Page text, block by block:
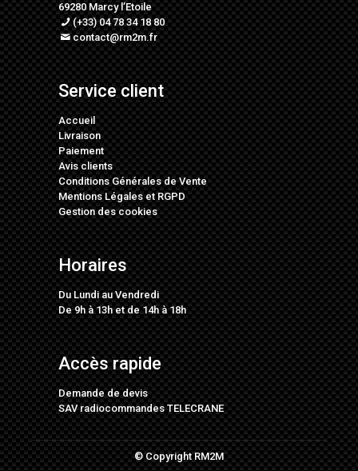
69280 Marcy l’Etoile
(+33) 04 78 34 18 80
contact@rm2m.fr
Service client
Accueil
Livraison
Paiement
Avis clients
Conditions Générales de Vente
Mentions LégalesetRGPD
Gestion des cookies
Horaires
Du Lundi au Vendredi
De 9h à 13h et de 14h à 18h
Accès rapide
Demande de devis
SAV radiocommandes TELECRANE
© Copyright RM2M